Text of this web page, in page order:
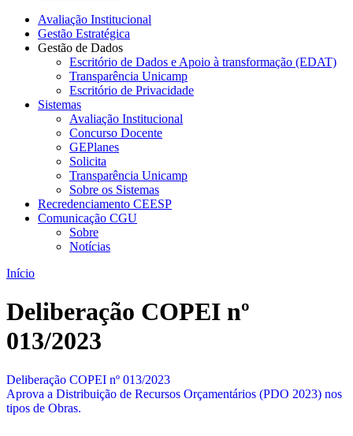
Avaliação Institucional
Gestão Estratégica
Gestão de Dados
Escritório de Dados e Apoio à transformação (EDAT)
Transparência Unicamp
Escritório de Privacidade
Sistemas
Avaliação Institucional
Concurso Docente
GEPlanes
Solicita
Transparência Unicamp
Sobre os Sistemas
Recredenciamento CEESP
Comunicação CGU
Sobre
Notícias
Início
Deliberação COPEI nº
013/2023
Deliberação COPEI nº 013/2023
Aprova a Distribuição de Recursos Orçamentários (PDO 2023) nos
tipos de Obras.